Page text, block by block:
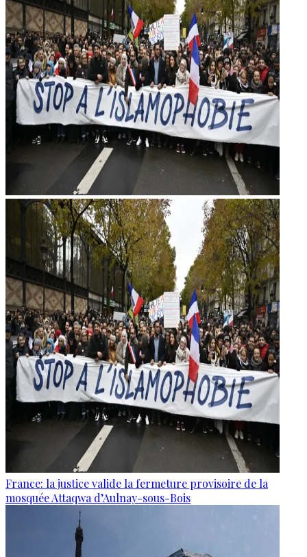
France: la justice valide la fermeture provisoire de la
mosquée Attaqwa d’Aulnay-sous-Bois